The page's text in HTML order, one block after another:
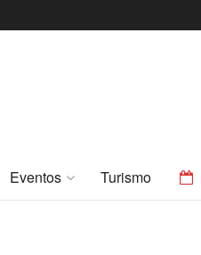
Eventos Turismo